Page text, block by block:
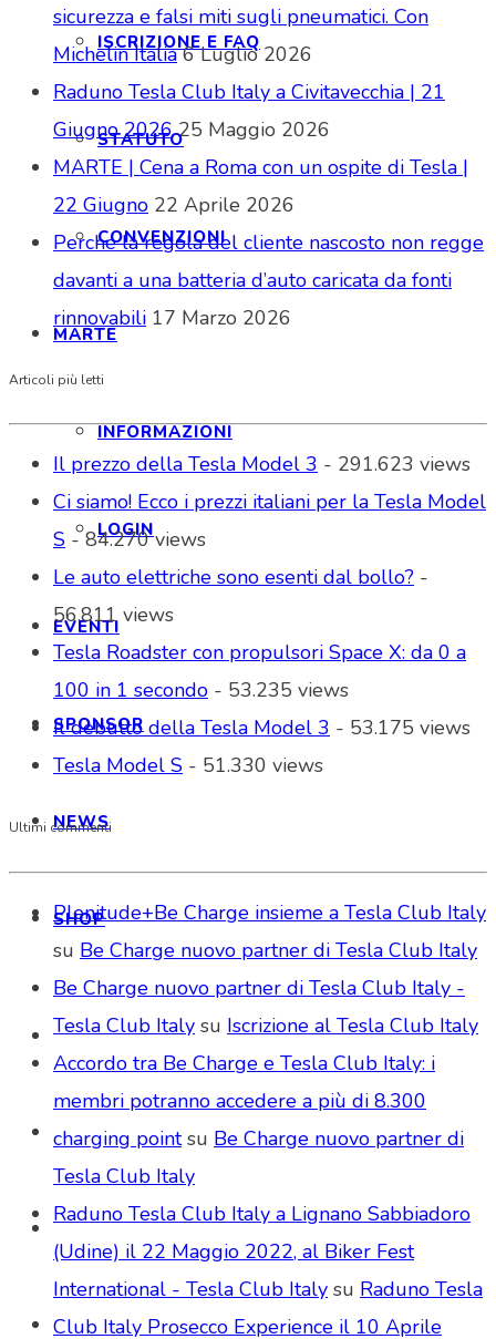
ISCRIZIONE E FAQ
STATUTO
CONVENZIONI
MARTE
INFORMAZIONI
LOGIN
EVENTI
SPONSOR
NEWS
SHOP
sicurezza e falsi miti sugli pneumatici. Con
Michelin Italia 6 Luglio 2026
Raduno Tesla Club Italy a Civitavecchia | 21
Giugno 2026 25 Maggio 2026
MARTE | Cena a Roma con un ospite di Tesla |
22 Giugno 22 Aprile 2026
Perché la regola del cliente nascosto non regge
davanti a una batteria d’auto caricata da fonti
rinnovabili 17 Marzo 2026
Articoli più letti
Il prezzo della Tesla Model 3 - 291.623 views
Ci siamo! Ecco i prezzi italiani per la Tesla Model
S - 84.270 views
Le auto elettriche sono esenti dal bollo? -
56.811 views
Tesla Roadster con propulsori Space X: da 0 a
100 in 1 secondo - 53.235 views
Il debutto della Tesla Model 3 - 53.175 views
Tesla Model S - 51.330 views
Ultimi commenti
Plenitude+Be Charge insieme a Tesla Club Italy
su Be Charge nuovo partner di Tesla Club Italy
Be Charge nuovo partner di Tesla Club Italy -
Tesla Club Italy su Iscrizione al Tesla Club Italy
Accordo tra Be Charge e Tesla Club Italy: i
membri potranno accedere a più di 8.300
charging pointsu Be Charge nuovo partner di
Tesla Club Italy
Raduno Tesla Club Italy a Lignano Sabbiadoro
(Udine) il 22 Maggio 2022, al Biker Fest
International - Tesla Club Italy su Raduno Tesla
Club Italy Prosecco Experience il 10 Aprile